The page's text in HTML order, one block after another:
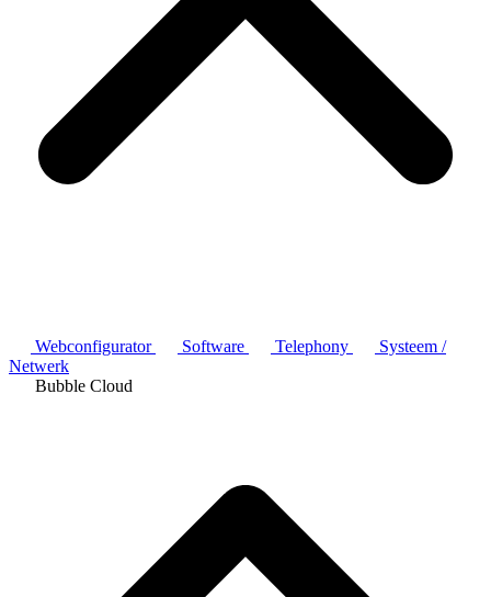
Webconfigurator Software Telephony
Systeem /
Netwerk
Bubble Cloud